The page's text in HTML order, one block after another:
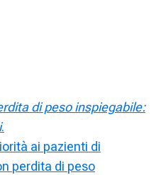
di peso inspiegabile:
.
ai pazienti di
perdita di peso